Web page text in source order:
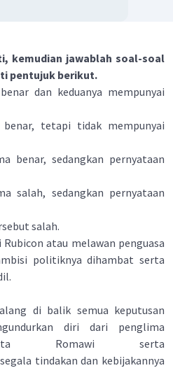
kemudian jawablah soal-soal
pentujuk berikut.
dan keduanya mempunyai
tetapi tidak mempunyai
benar, sedangkan pernyataan
salah, sedangkan pernyataan
salah.
Rubicon atau melawan penguasa
politiknya dihambat serta
di balik semua keputusan
diri dari penglima
Romawi serta
tindakan dan kebijakannya